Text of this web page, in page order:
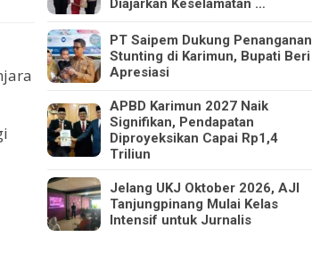
Diajarkan Keselamatan …
PT Saipem Dukung Penanganan
Stunting di Karimun, Bupati Beri
Apresiasi
APBD Karimun 2027 Naik
Signifikan, Pendapatan
Diproyeksikan Capai Rp1,4
Triliun
Jelang UKJ Oktober 2026, AJI
Tanjungpinang Mulai Kelas
Intensif untuk Jurnalis